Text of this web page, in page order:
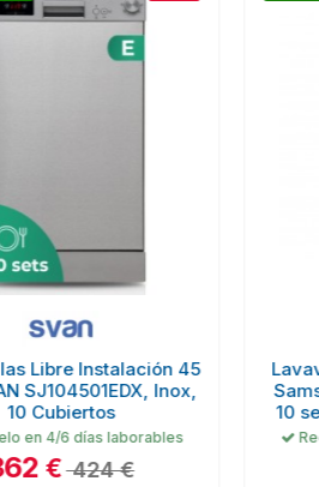
Lavavajillas Libre Instalación -
Samsung DW50R4070FS/EC,
10 servicios, 44 dB, 45 cm,...
Recíbelo en 4/6 días laborables
492€